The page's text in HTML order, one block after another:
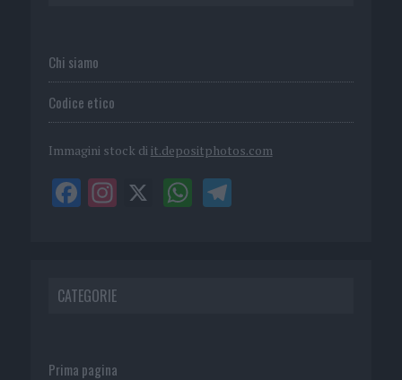
Chi siamo
Codice etico
Immagini stock di it.depositphotos.com
CATEGORIE
Prima pagina